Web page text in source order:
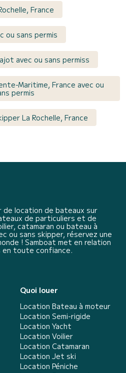
France
ou sans permis
avec ou sans permiss
Maritime, France avec ou
permis
La Rochelle, France
location de bateaux sur
de particuliers et de
catamaran ou bateau à
ou sans skipper, réservez une
! Samboat met en relation
toute confiance.
Quoi louer
Location Bateau à moteur
Location Semi-rigide
Location Yacht
Location Voilier
Location Catamaran
Location Jet ski
Location Péniche